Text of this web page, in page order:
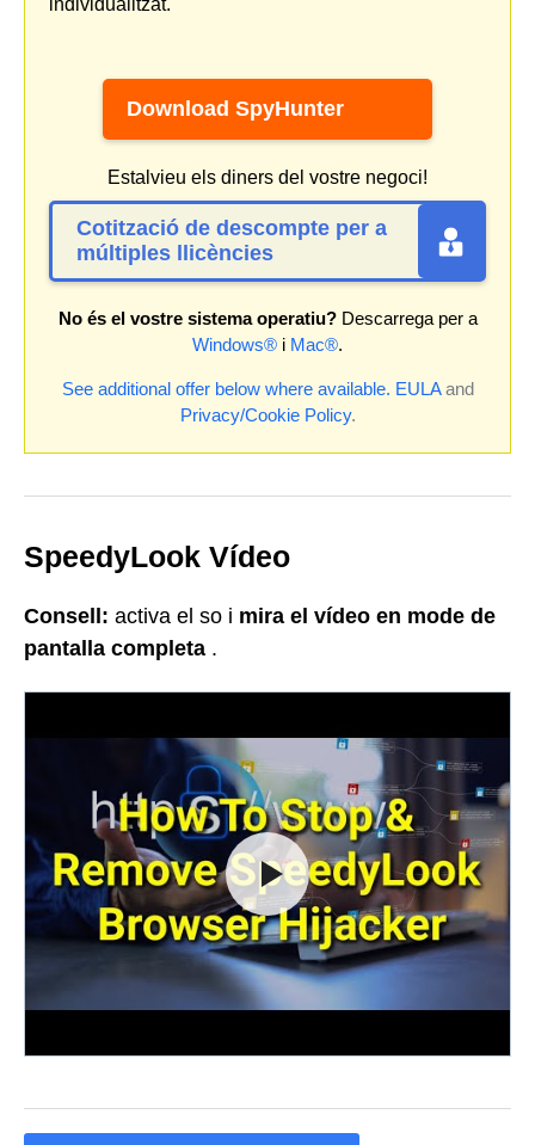
individualitzat.
Download SpyHunter
Estalvieu els diners del vostre negoci!
Cotització de descompte per a
múltiples llicències
No és el vostre sistema operatiu?Descarrega per a
Windows® i Mac®.
See additional offer below where available. EULAand
Privacy/Cookie Policy.
SpeedyLook Vídeo
Consell: activa el so i mira el vídeo en mode de
pantalla completa .